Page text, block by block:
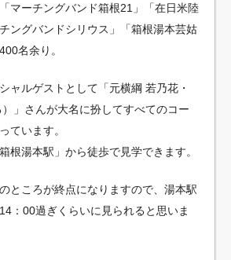
マーチングバンド箱根21」「在日米陸
ングバンドシリウス」「箱根湯本芸姑
名余り。
ャルゲストとして「元横綱 若乃花・
」さんが大名に扮してすべてのコー
ています。
根湯本駅」から徒歩で見学できます。
ところが終点になりますので、湯本駅
：00過ぎくらいに見られると思いま